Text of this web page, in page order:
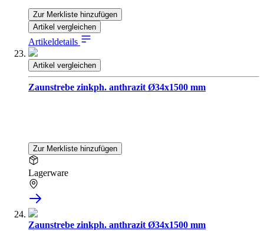
Zur Merkliste hinzufügen
Artikel vergleichen
Artikeldetails
Artikel vergleichen
Zaunstrebe zinkph. anthrazit Ø34x1500 mm
Zur Merkliste hinzufügen
Lagerware
Zaunstrebe zinkph. anthrazit Ø34x1500 mm